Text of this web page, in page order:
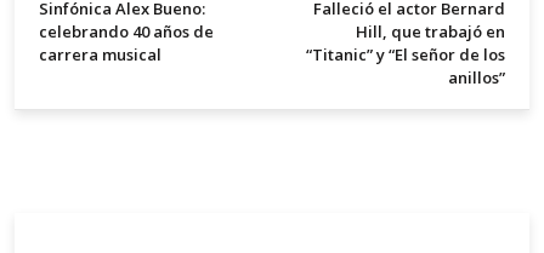
Sinfónica Alex Bueno:
celebrando 40 años de
carrera musical
Falleció el actor Bernard
Hill, que trabajó en
“Titanic” y “El señor de los
anillos”